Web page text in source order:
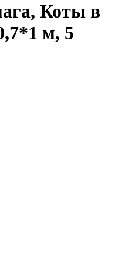
Коты в
м, 5